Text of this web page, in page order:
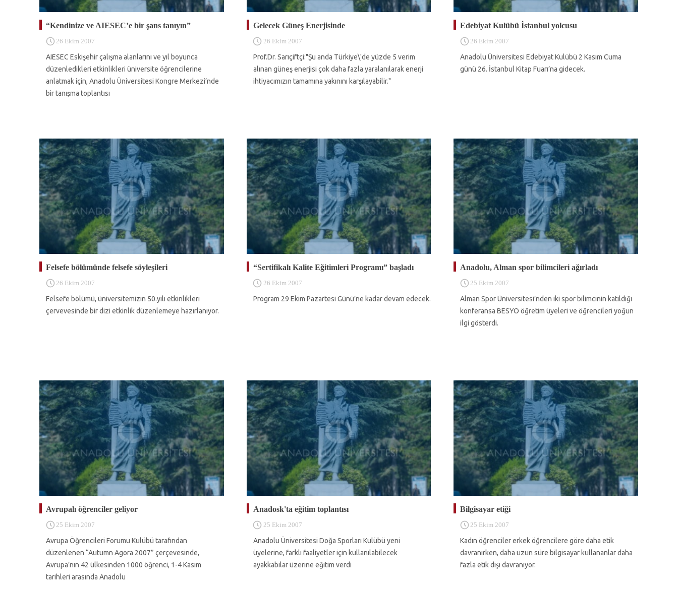
“Kendinize ve AIESEC’e bir şans tanıyın”
26 Ekim 2007
AIESEC Eskişehir çalışma alanlarını ve yıl boyunca
düzenledikleri etkinlikleri üniversite öğrencilerine
anlatmak için, Anadolu Üniversitesi Kongre Merkezi’nde
bir tanışma toplantısı
Gelecek Güneş Enerjisinde
26 Ekim 2007
Prof.Dr. Sarıçiftçi:"Şu anda Türkiye\'de yüzde 5 verim
alınan güneş enerjisi çok daha fazla yaralanılarak enerji
ihtiyacımızın tamamına yakınını karşılayabilir."
Edebiyat Kulübü İstanbul yolcusu
26 Ekim 2007
Anadolu Üniversitesi Edebiyat Kulübü 2 Kasım Cuma
günü 26. İstanbul Kitap Fuarı’na gidecek.
Felsefe bölümünde felsefe söyleşileri
26 Ekim 2007
Felsefe bölümü, üniversitemizin 50.yılı etkinlikleri
çervevesinde bir dizi etkinlik düzenlemeye hazırlanıyor.
“Sertifikalı Kalite Eğitimleri Programı” başladı
26 Ekim 2007
Program 29 Ekim Pazartesi Günü’ne kadar devam edecek.
Anadolu, Alman spor bilimcileri ağırladı
25 Ekim 2007
Alman Spor Üniversitesi’nden iki spor bilimcinin katıldığı
konferansa BESYO öğretim üyeleri ve öğrencileri yoğun
ilgi gösterdi.
Avrupalı öğrenciler geliyor
25 Ekim 2007
Avrupa Öğrencileri Forumu Kulübü tarafından
düzenlenen “Autumn Agora 2007” çerçevesinde,
Avrupa’nın 42 ülkesinden 1000 öğrenci, 1-4 Kasım
tarihleri arasında Anadolu
Anadosk'ta eğitim toplantısı
25 Ekim 2007
Anadolu Üniversitesi Doğa Sporları Kulübü yeni
üyelerine, farklı faaliyetler için kullanılabilecek
ayakkabılar üzerine eğitim verdi
Bilgisayar etiği
25 Ekim 2007
Kadın öğrenciler erkek öğrencilere göre daha etik
davranırken, daha uzun süre bilgisayar kullananlar daha
fazla etik dışı davranıyor.